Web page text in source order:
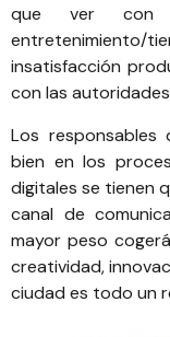
que ver con
entretenimiento/
insatisfacción
con las
Los responsables
bien en los
digitales se tienen
canal de
mayor peso
creatividad,
ciudad es todo un